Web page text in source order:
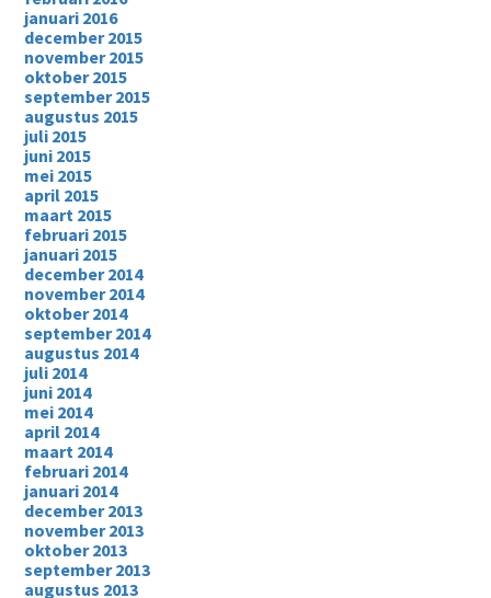
januari 2016
december 2015
november 2015
oktober 2015
september 2015
augustus 2015
juli 2015
juni 2015
mei 2015
april 2015
maart 2015
februari 2015
januari 2015
december 2014
november 2014
oktober 2014
september 2014
augustus 2014
juli 2014
juni 2014
mei 2014
april 2014
maart 2014
februari 2014
januari 2014
december 2013
november 2013
oktober 2013
september 2013
augustus 2013